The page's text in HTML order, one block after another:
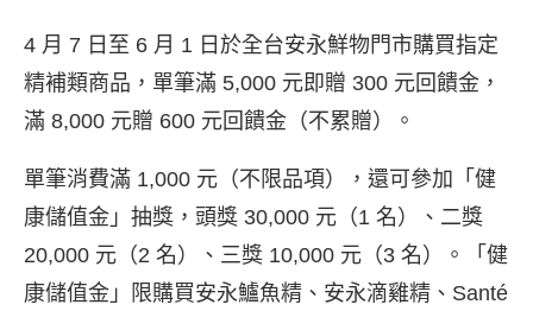
4 月 7 日至 6 月 1 日於全台安永鮮物門市購買指定
精補類商品，單筆滿 5,000 元即贈 300 元回饋金，
滿 8,000 元贈 600 元回饋金（不累贈）。
單筆消費滿 1,000 元（不限品項），還可參加「健
康儲值金」抽獎，頭獎 30,000 元（1 名）、二獎
20,000 元（2 名）、三獎 10,000 元（3 名）。「健
康儲值金」限購買安永鱸魚精、安永滴雞精、Santé